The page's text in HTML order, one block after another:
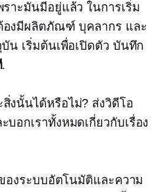
าะมันมีอยู่แล้ว ในการเริ่ม
องมีผลิตภัณฑ์ บุคลากร และ
บัน เริ่มต้นเพื่อเปิดตัว บันทึก
.
งนั้นได้หรือไม่? ส่งวิดีโอ
อกเราทั้งหมดเกี่ยวกับเรื่อง
องระบบอัตโนมัติและความ